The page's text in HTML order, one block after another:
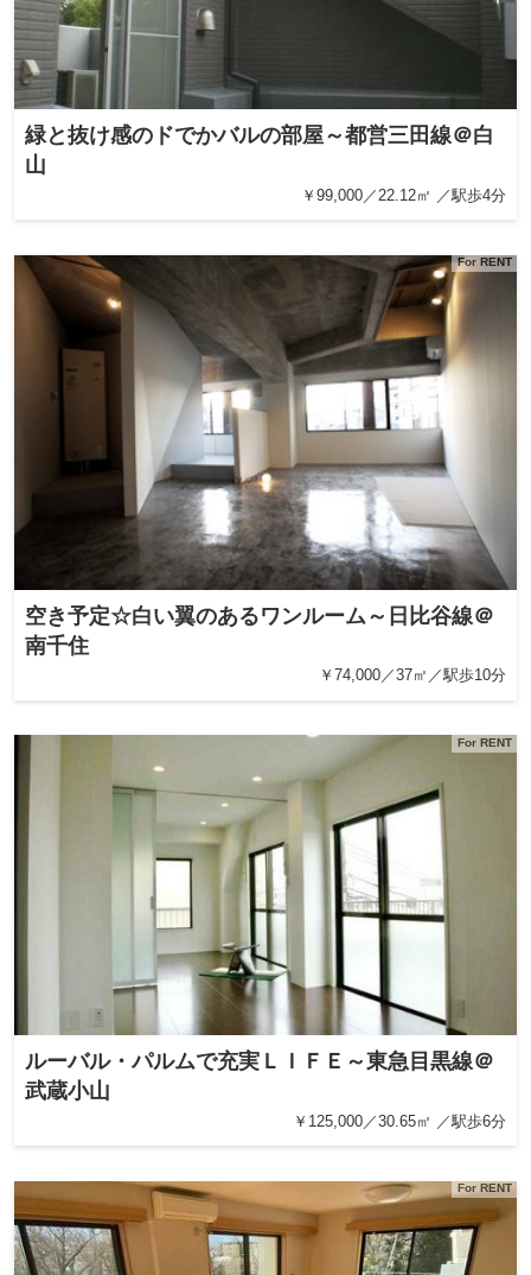
緑と抜け感のドでかバルの部屋～都営三田線＠白
山
￥99,000／22.12㎡ ／駅歩4分
For RENT
空き予定☆白い翼のあるワンルーム～日比谷線＠
南千住
￥74,000／37㎡／駅歩10分
For RENT
ルーバル・パルムで充実ＬＩＦＥ～東急目黒線＠
武蔵小山
￥125,000／30.65㎡ ／駅歩6分
For RENT